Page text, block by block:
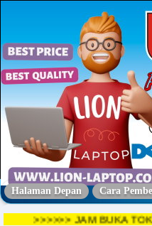
Halaman Depan Cara
>>>>>> JAM